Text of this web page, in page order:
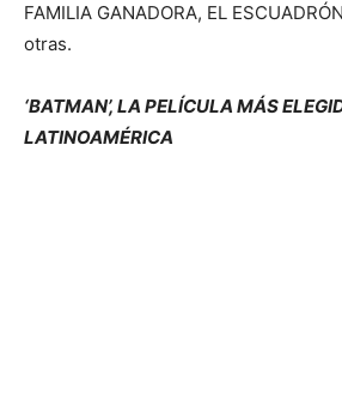
FAMILIA GANADORA, EL
otras.
‘BATMAN’, LA PELÍCULA MÁS
LATINOAMÉRICA